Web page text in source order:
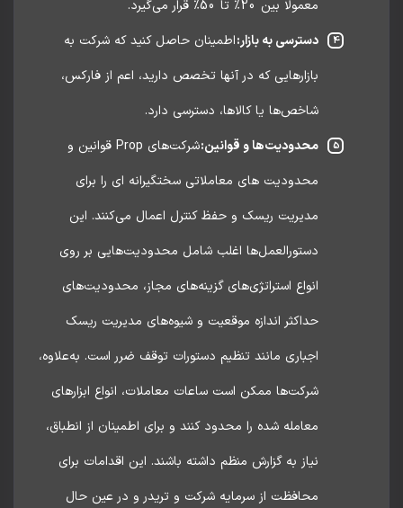
معمولا بین 20٪ تا 50٪ قرار می‌گیرد.
دسترسی به بازار:اطمینان حاصل کنید که شرکت به
بازارهایی که در آنها تخصص دارید، اعم از فارکس،
شاخص‌ها یا کالاها، دسترسی دارد.
محدودیت‌ها و قوانین:
شرکت‌های Prop قوانین و
محدودیت های معاملاتی سختگیرانه ای را برای
مدیریت ریسک و حفظ کنترل اعمال می‌کنند. این
دستورالعمل‌ها اغلب شامل محدودیت‌هایی بر روی
انواع استراتژی‌های گزینه‌های مجاز، محدودیت‌های
حداکثر اندازه موقعیت و شیوه‌های مدیریت ریسک
اجباری مانند تنظیم دستورات توقف ضرر است. به‌علاوه،
شرکت‌ها ممکن است ساعات معاملات، انواع ابزارهای
معامله شده را محدود کنند و برای اطمینان از انطباق،
نیاز به گزارش منظم داشته باشند. این اقدامات برای
محافظت از سرمایه شرکت و تریدر و در عین حال